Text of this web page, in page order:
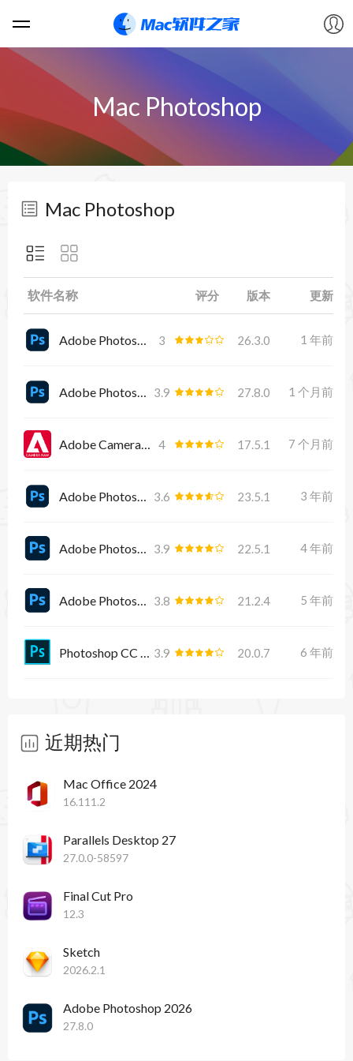
软件
游戏
教程
论坛
VIP
Mac Photoshop
Mac Photoshop
软件名称 评分 版本 更新
Adobe Photoshop 2025 3 26.3.0 1 年前
Adobe Photoshop 2026 3.9 27.8.0 1 个月前
Adobe Camera Raw 4 17.5.1 7 个月前
Adobe Photoshop 2022 3.6 23.5.1 3 年前
Adobe Photoshop 2021 3.9 22.5.1 4 年前
Adobe Photoshop 2020 3.8 21.2.4 5 年前
Photoshop CC 2019 3.9 20.0.7 6 年前
近期热门
Mac Office 2024
16.111.2
Parallels Desktop 27
27.0.0-58597
Final Cut Pro
12.3
Sketch
2026.2.1
Adobe Photoshop 2026
27.8.0